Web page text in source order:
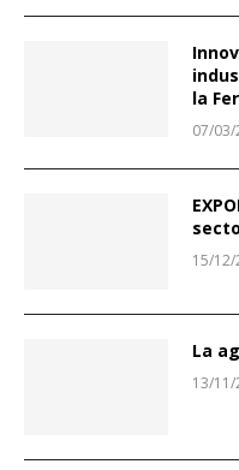
la
07/
15/12/
La
13/11/